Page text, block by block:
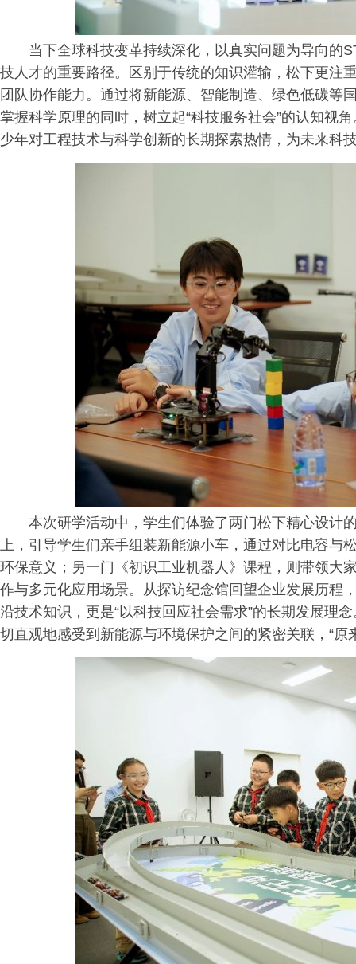
当下全球科技变革持续深化，以真实问题为导向的
技人才的重要路径。区别于传统的知识灌输，松下更注
团队协作能力。通过将新能源、智能制造、绿色低碳等
掌握科学原理的同时，树立起“科技服务社会”的认知视
少年对工程技术与科学创新的长期探索热情，为未来科
本次研学活动中，学生们体验了两门松下精心设计
上，引导学生们亲手组装新能源小车，通过对比电容与
环保意义；另一门《初识工业机器人》课程，则带领大
作与多元化应用场景。从探访纪念馆回望企业发展历程
沿技术知识，更是“以科技回应社会需求”的长期发展理
切直观地感受到新能源与环境保护之间的紧密关联，“